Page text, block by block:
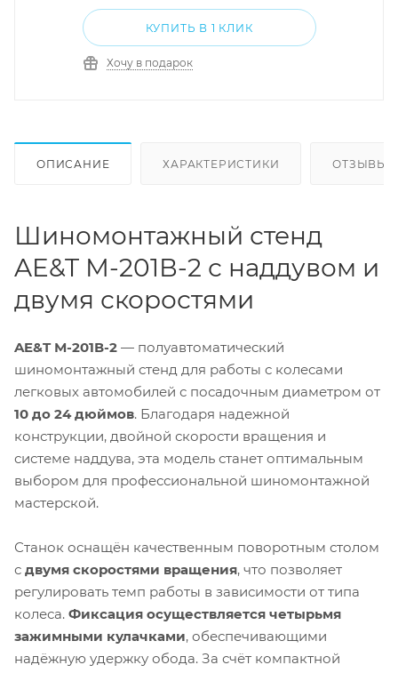
КУПИТЬ В 1 КЛИК
Хочу в подарок
ОПИСАНИЕ ХАРАКТЕРИСТИКИ ОТЗЫВЫ
Шиномонтажный стенд
AE&T М-201В-2 с наддувом и
двумя скоростями
AE&T М-201В-2 — полуавтоматический
шиномонтажный стенд для работы с колесами
легковых автомобилей с посадочным диаметром от
10 до 24 дюймов. Благодаря надежной
конструкции, двойной скорости вращения и
системе наддува, эта модель станет оптимальным
выбором для профессиональной шиномонтажной
мастерской.
Станок оснащён качественным поворотным столом
с двумя скоростями вращения, что позволяет
регулировать темп работы в зависимости от типа
колеса. Фиксация осуществляется четырьмя
зажимными кулачками, обеспечивающими
надёжную удержку обода. За счёт компактной